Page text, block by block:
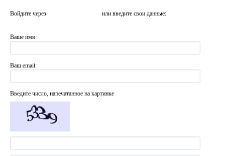
Войдите через или введите свои данные:
Ваше имя:
Ваш email:
Введите число, напечатанное на картинке